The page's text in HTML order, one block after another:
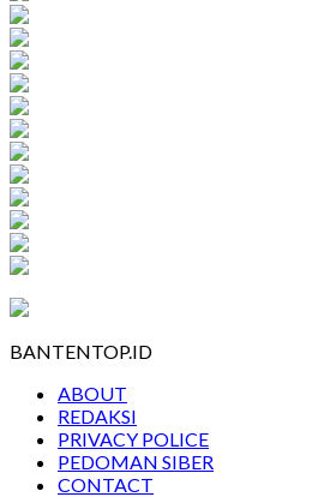
BANTENTOP.ID
ABOUT
REDAKSI
PRIVACY POLICE
PEDOMAN SIBER
CONTACT